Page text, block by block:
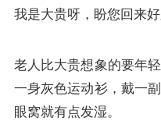
我是大贵呀，盼您回来
老人比大贵想象的要年
一身灰色运动衫，戴一
眼窝就有点发湿。